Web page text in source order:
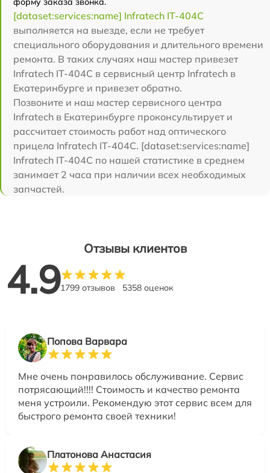
[dataset:services:name] Infratech IT-404C
выполняется на выезде, если не требует
специального оборудования и длительного времени
ремонта. В таких случаях наш мастер привезет
Infratech IT-404C в сервисный центр Infratech в
Екатеринбурге и привезет обратно.
Позвоните и наш мастер сервисного центра
Infratech в Екатеринбурге проконсультирует и
рассчитает стоимость работ над оптического
прицела Infratech IT-404C. [dataset:services:name]
Infratech IT-404C по нашей статистике в среднем
занимает 2 часа при наличии всех необходимых
запчастей.
Отзывы клиентов
4.91799 отзывов 5358 оценок
Попова Варвара
Мне очень понравилось обслуживание. Сервис
потрясающий!!!! Стоимость и качество ремонта
меня устроили. Рекомендую этот сервис всем для
быстрого ремонта своей техники!
Платонова Анастасия